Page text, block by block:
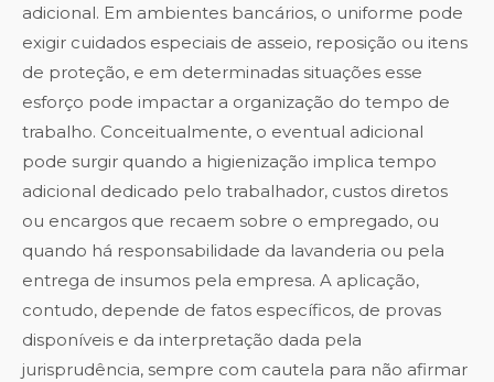
adicional. Em ambientes bancários, o uniforme pode
exigir cuidados especiais de asseio, reposição ou itens
de proteção, e em determinadas situações esse
esforço pode impactar a organização do tempo de
trabalho. Conceitualmente, o eventual adicional
pode surgir quando a higienização implica tempo
adicional dedicado pelo trabalhador, custos diretos
ou encargos que recaem sobre o empregado, ou
quando há responsabilidade da lavanderia ou pela
entrega de insumos pela empresa. A aplicação,
contudo, depende de fatos específicos, de provas
disponíveis e da interpretação dada pela
jurisprudência, sempre com cautela para não afirmar